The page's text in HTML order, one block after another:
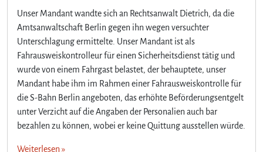
Unser Mandant wandte sich an Rechtsanwalt Dietrich, da die
Amtsanwaltschaft Berlin gegen ihn wegen versuchter
Unterschlagung ermittelte. Unser Mandant ist als
Fahrausweiskontrolleur für einen Sicherheitsdienst tätig und
wurde von einem Fahrgast belastet, der behauptete, unser
Mandant habe ihm im Rahmen einer Fahrausweiskontrolle für
die S-Bahn Berlin angeboten, das erhöhte Beförderungsentgelt
unter Verzicht auf die Angaben der Personalien auch bar
bezahlen zu können, wobei er keine Quittung ausstellen würde.
Weiterlesen »